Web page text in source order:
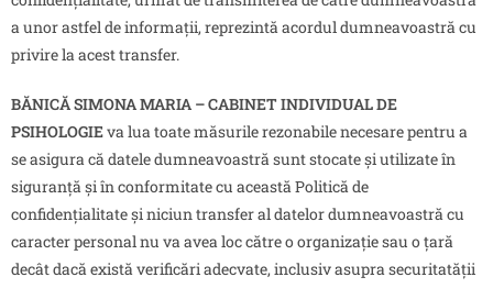
a unor astfel de informații, reprezintă acordul dumneavoastră cu
privire la acest transfer.
BĂNICĂ SIMONA MARIA – CABINET INDIVIDUAL DE
PSIHOLOGIEva lua toate măsurile rezonabile necesare pentru a
se asigura că datele dumneavoastră sunt stocate și utilizate în
siguranță și în conformitate cu această Politică de
confidențialitate și niciun transfer al datelor dumneavoastră cu
caracter personal nu va avea loc către o organizație sau o țară
decât dacă există verificări adecvate, inclusiv asupra securitatății